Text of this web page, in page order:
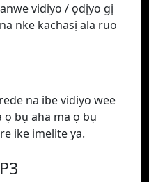
vidiyo / ọdịyo gị
nke kachasị ala ruo
na ibe vidiyo wee
ọ bụ aha ma ọ bụ
ike imelite ya.